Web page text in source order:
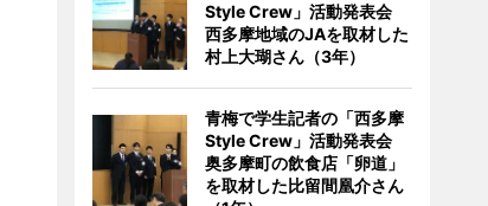
Style Crew」活動発表会
西多摩地域のJAを取材した
村上大瑚さん（3年）
青梅で学生記者の「西多摩
Style Crew」活動発表会
奥多摩町の飲食店「卵道」
を取材した比留間凰介さん